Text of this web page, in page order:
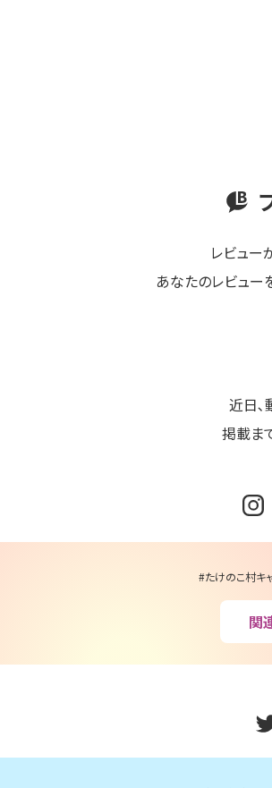
レビュー
あなたのレビュー
近日､
掲載ま
#たけのこ村キ
関